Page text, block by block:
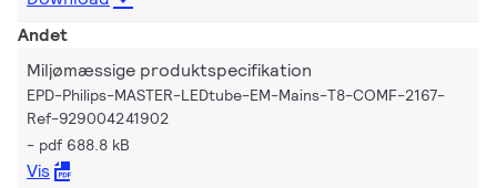
Andet
Miljømæssige produktspecifikation
EPD-Philips-MASTER-LEDtube-EM-Mains-T8-COMF-2167-
Ref-929004241902
pdf 688.8 kB
Vis